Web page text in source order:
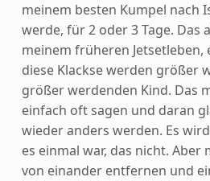
meinem besten Kumpel nach
werde, für 2 oder 3 Tage. Das
meinem früheren Jetsetleben,
diese Klackse werden größer
größer werdenden Kind. Das
einfach oft sagen und daran
wieder anders werden. Es
es einmal war, das nicht.
von einander entfernen und